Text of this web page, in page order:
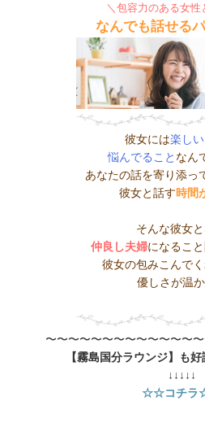
＼包容力のある女性
なんでも話せる
彼女には楽し
悩んでること なん
あなたの話を寄り添っ
彼女と話す時間
そんな彼女
仲良し夫婦になるこ
彼女の包みこんで
優しさが温
〜〜〜〜〜〜〜〜〜〜〜〜〜
【霧島国分ラウンジ】も
↓↓↓↓↓
☆☆コチ